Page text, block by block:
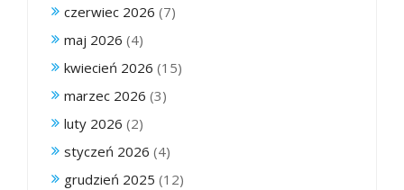
czerwiec 2026 (7)
maj 2026 (4)
kwiecień 2026 (15)
marzec 2026 (3)
luty 2026 (2)
styczeń 2026 (4)
grudzień 2025 (12)